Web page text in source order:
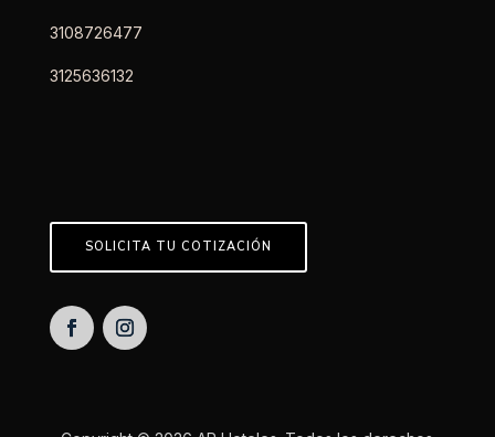
3108726477
3125636132
SOLICITA TU COTIZACIÓN